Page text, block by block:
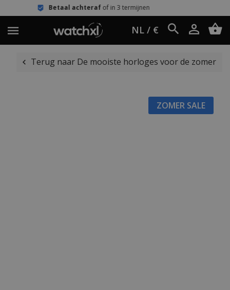
Betaal achterafof in 3 termijnen
NL / €
Terug naar De mooiste horloges voor de zomer
ZOMER SALE